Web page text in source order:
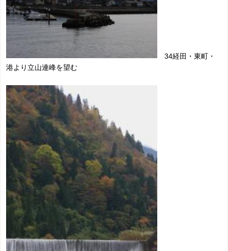
34経田・東町・
港より立山連峰を望む